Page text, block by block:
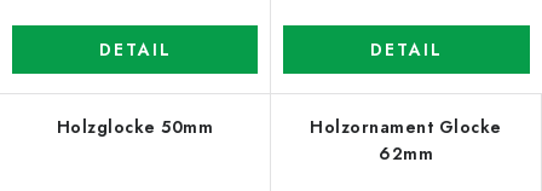
DETAIL DETAIL
Holzglocke 50mm
Holzornament Glocke
62mm